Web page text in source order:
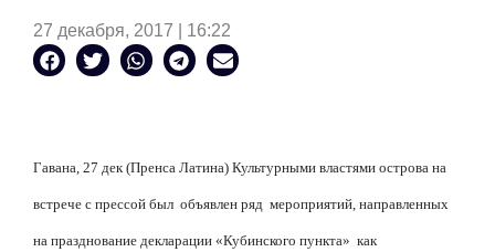
27 декабря, 2017 | 16:22
Гавана, 27 дек (Пренса Латина) Культурными властями острова на
встрече с прессой был объявлен ряд мероприятий, направленных
на празднование декларации «Кубинского пункта» как